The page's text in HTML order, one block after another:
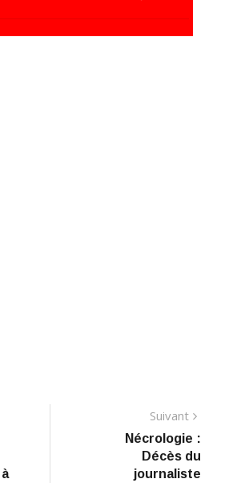
Suivant
Nécrologie :
Décès du
journaliste